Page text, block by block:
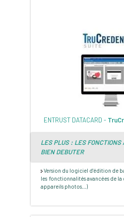
ENTRUST DATACARD -
LES PLUS : LES FONCTIONS
BIEN DEBUTER
Version du logiciel d'édition de
les fonctionnalités avancées de la
appareils photos...)